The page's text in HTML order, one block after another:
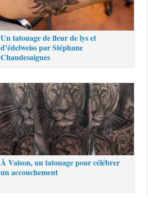
Un tatouage de fleur de lys et
d’édelweiss par Stéphane
Chaudesaigues
À Vaison, un tatouage pour célébrer
un accouchement